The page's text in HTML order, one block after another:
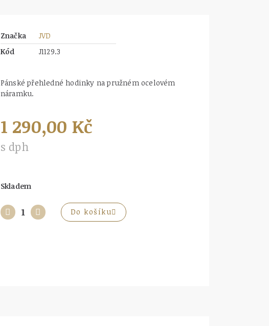
Značka
JVD
Kód
J1129.3
Pánské přehledné hodinky na pružném ocelovém
náramku.
1 290,00 Kč
s dph
Skladem
Do košíku